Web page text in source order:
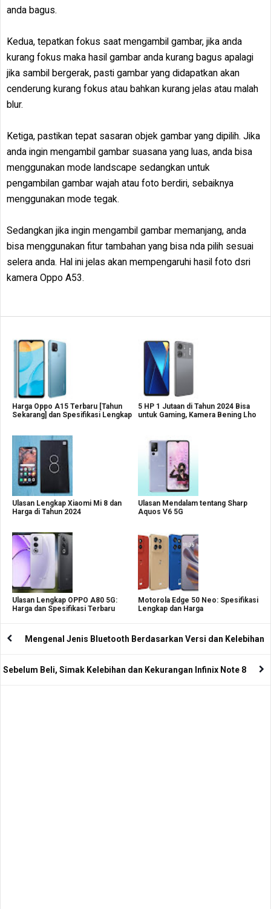
anda bagus.
Kedua, tepatkan fokus saat mengambil gambar, jika anda
kurang fokus maka hasil gambar anda kurang bagus apalagi
jika sambil bergerak, pasti gambar yang didapatkan akan
cenderung kurang fokus atau bahkan kurang jelas atau malah
blur.
Ketiga, pastikan tepat sasaran objek gambar yang dipilih. Jika
anda ingin mengambil gambar suasana yang luas, anda bisa
menggunakan mode landscape sedangkan untuk
pengambilan gambar wajah atau foto berdiri, sebaiknya
menggunakan mode tegak.
Sedangkan jika ingin mengambil gambar memanjang, anda
bisa menggunakan fitur tambahan yang bisa nda pilih sesuai
selera anda. Hal ini jelas akan mempengaruhi hasil foto dsri
kamera Oppo A53.
Harga Oppo A15 Terbaru [Tahun
Sekarang] dan Spesifikasi Lengkap
5 HP 1 Jutaan di Tahun 2024 Bisa
untuk Gaming, Kamera Bening Lho
Ulasan Lengkap Xiaomi Mi 8 dan
Harga di Tahun 2024
Ulasan Mendalam tentang Sharp
Aquos V6 5G
Ulasan Lengkap OPPO A80 5G:
Harga dan Spesifikasi Terbaru
Motorola Edge 50 Neo: Spesifikasi
Lengkap dan Harga
Mengenal Jenis Bluetooth Berdasarkan Versi dan Kelebihan
Sebelum Beli, Simak Kelebihan dan Kekurangan Infinix Note 8